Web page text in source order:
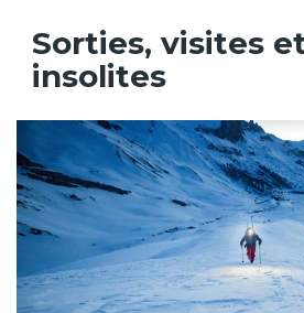
Sorties, visites
insolites